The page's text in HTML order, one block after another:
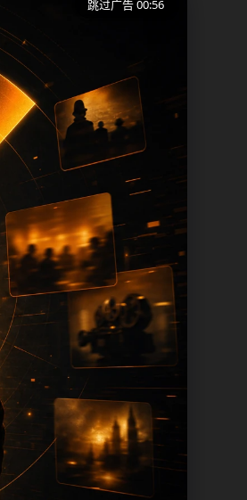
述、图片和站
。本页强调内容
、栏目词和文
索页。第6篇作
过短、描述为
跳过广告 00:56